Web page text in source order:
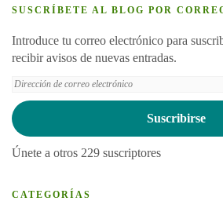
SUSCRÍBETE AL BLOG POR
Introduce tu correo electrónico para
recibir avisos de nuevas entradas.
Dirección
de
correo
electrónico
Suscribirse
Únete a otros 229 suscriptores
CATEGORÍAS